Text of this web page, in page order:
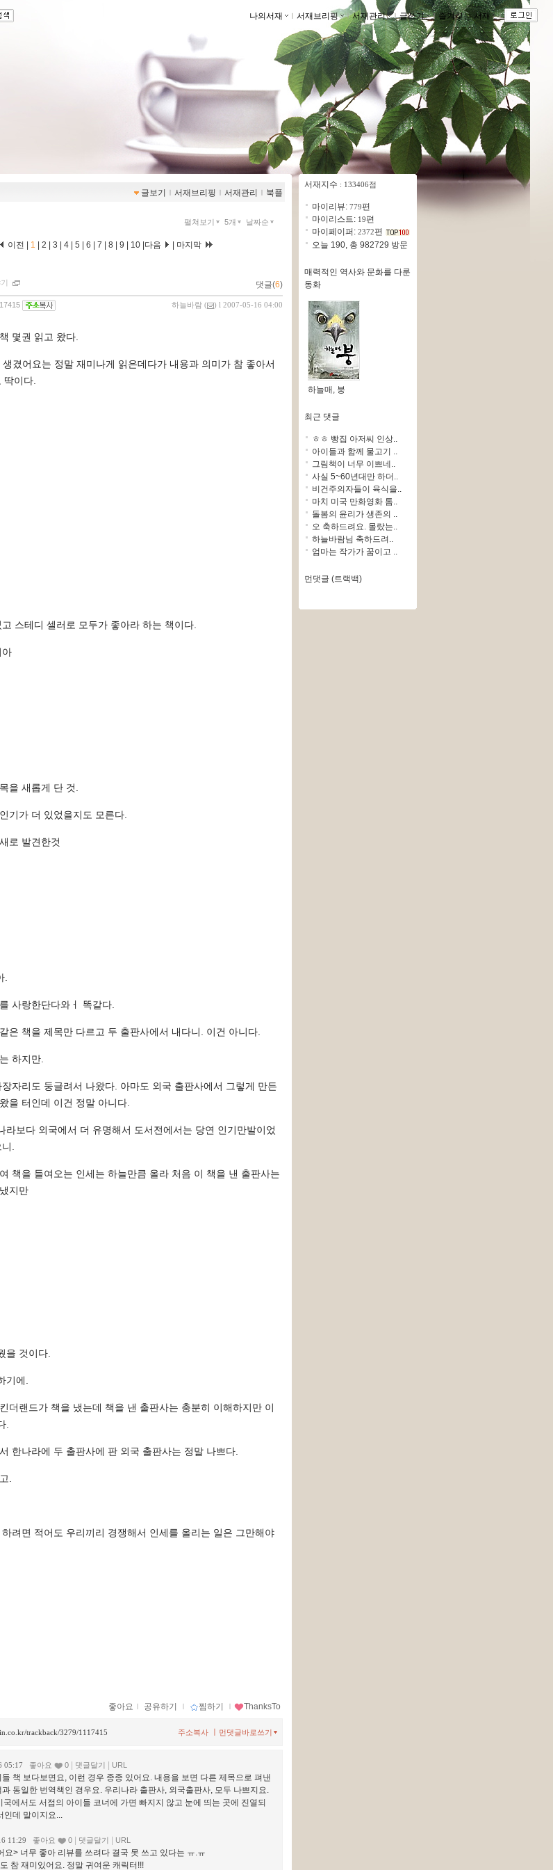
나의서재 ｌ 서재브리핑 ｌ서재관리 ｌ글쓰기 ｌ 즐겨찾는 서재 ｌ
글보기 ｌ 서재브리핑 ｌ 서재관리 ｌ 북플
펼쳐보기 5개 날짜순
이전 | 1 2 3 4 5 6 7 8 9 10 다음 마지막
댓글(6)
하늘바람 ( ) l 2007-05-16 04:00
몇권 읽고 왔다.
겼어요는 정말 재미나게 읽은데다가 내용과 의미가 참 좋아서
딱이다.
스테디 셀러로 모두가 좋아라 하는 책이다.
아
을 새롭게 단 것.
기가 더 있었을지도 모른다.
로 발견한것
.
사랑한단다와ㅓ 똑같다.
은 책을 제목만 다르고 두 출판사에서 내다니. 이건 아니다.
하지만.
자리도 둥글려서 나왔다. 아마도 외국 출판사에서 그렇게 만든
을 터인데 이건 정말 아니다.
라보다 외국에서 더 유명해서 도서전에서는 당연 인기만발이었
.
책을 들여오는 인세는 하늘만큼 올라 처음 이 책을 낸 출판사는
지만
을 것이다.
기에.
더랜드가 책을 냈는데 책을 낸 출판사는 충분히 이해하지만 이
.
한나라에 두 출판사에 판 외국 출판사는 정말 나쁘다.
.
려면 적어도 우리끼리 경쟁해서 인세를 올리는 일은 그만해야
좋아요 ｌ 공유하기 ｌ 찜하기 ｌ ThanksTo
trackback/3279/1117415 먼댓글바로쓰기
주소복사
05:17 좋아요 0 댓글달기 URL
책 보다보면요, 이런 경우 종종 있어요. 내용을 보면 다른 제목으로 펴낸
동일한 번역책인 경우요. 우리나라 출판사, 외국출판사, 모두 나쁘지요.
국에서도 서점의 아이들 코너에 가면 빠지지 않고 눈에 띄는 곳에 진열되
인데 말이지요...
11:29 좋아요 0 댓글달기 URL
요> 너무 좋아 리뷰를 쓰려다 결국 못 쓰고 있다는 ㅠ.ㅠ
참 재미있어요. 정말 귀여운 캐릭터!!!
서재지수 : 133406점
마이리뷰: 779편
마이리스트: 19편
마이페이퍼: 2372편
오늘 190, 총 982729 방문
매력적인 역사와 문화를 다룬
동화
하늘매, 붕
최근 댓글
ㅎㅎ 빵집 아저씨 인상..
아이들과 함께 물고기 ..
그림책이 너무 이쁘네..
사실 5~60년대만 하더..
비건주의자들이 육식을..
마치 미국 만화영화 톰..
돌봄의 윤리가 생존의 ..
오 축하드려요. 몰랐는..
하늘바람님 축하드려..
엄마는 작가가 꿈이고 ..
먼댓글 (트랙백)